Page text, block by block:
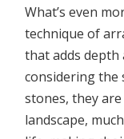
What’s even
technique of
that adds depth
considering the
stones, they
landscape,